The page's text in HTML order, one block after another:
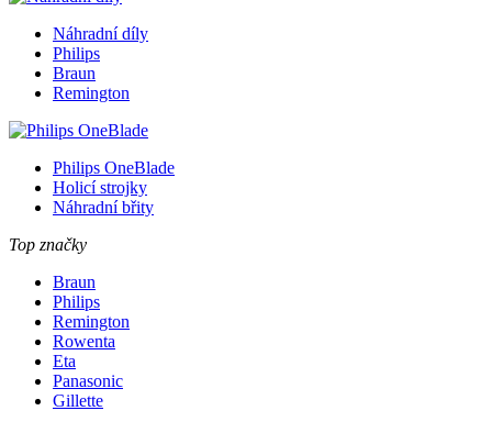
Náhradní díly
Philips
Braun
Remington
Philips OneBlade
Holicí strojky
Náhradní břity
Top značky
Braun
Philips
Remington
Rowenta
Eta
Panasonic
Gillette